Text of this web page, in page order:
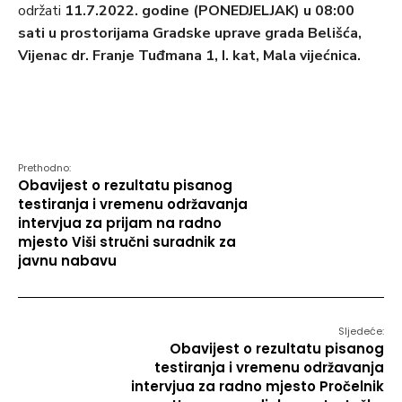
održati 11.7.2022. godine (PONEDJELJAK) u 08:00
sati u prostorijama Gradske uprave grada Belišća,
Vijenac dr. Franje Tuđmana 1, I. kat, Mala vijećnica.
Prethodno:
Obavijest o rezultatu pisanog
testiranja i vremenu održavanja
intervjua za prijam na radno
mjesto Viši stručni suradnik za
javnu nabavu
Sljedeće:
Obavijest o rezultatu pisanog
testiranja i vremenu održavanja
intervjua za radno mjesto Pročelnik